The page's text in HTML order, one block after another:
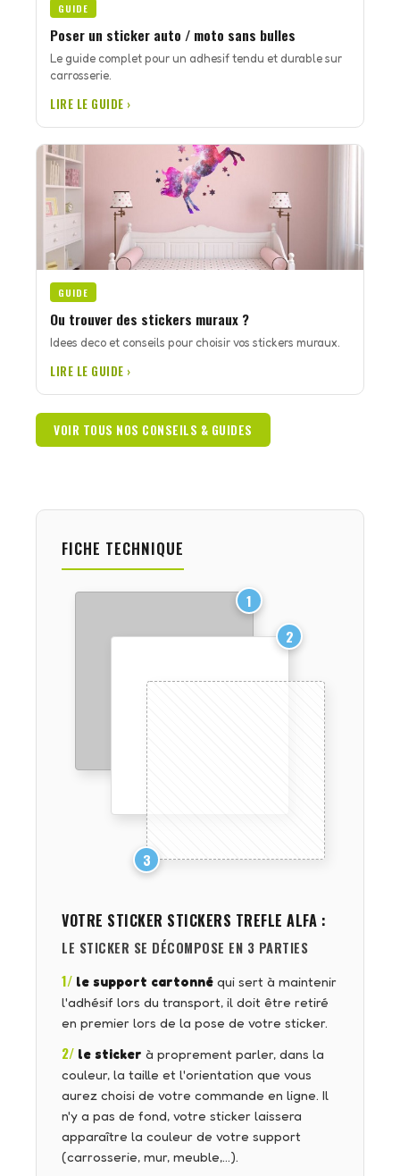
GUIDE
Poser un sticker auto / moto sans bulles
Le guide complet pour un adhesif tendu et durable sur
carrosserie.
LIRE LE GUIDE ›
GUIDE
Ou trouver des stickers muraux ?
Idees deco et conseils pour choisir vos stickers muraux.
LIRE LE GUIDE ›
VOIR TOUS NOS CONSEILS & GUIDES
FICHE TECHNIQUE
1
2
3
VOTRE STICKER STICKERS TREFLE ALFA :
LE STICKER SE DÉCOMPOSE EN 3 PARTIES
1/ le support cartonné qui sert à maintenir
l'adhésif lors du transport, il doit être retiré
en premier lors de la pose de votre sticker.
2/ le sticker à proprement parler, dans la
couleur, la taille et l'orientation que vous
aurez choisi de votre commande en ligne. Il
n'y a pas de fond, votre sticker laissera
apparaître la couleur de votre support
(carrosserie, mur, meuble,…).